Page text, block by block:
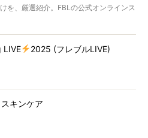
を、厳選紹介。FBLの公式オンラインス
LIVE 2025 (フレブルLIVE)
スキンケア